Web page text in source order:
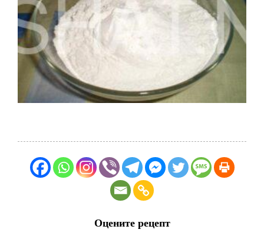
Оцените рецепт